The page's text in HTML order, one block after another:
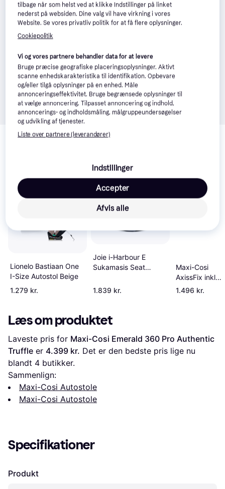
Relaterede produkter
Lionelo Bastiaan One
I-Size Autostol Beige
1.279 kr.
Joie i-Harbour E
Sukamasis Seat
Sæde Sandstone
1.839 kr.
Maxi-Cosi
AxissFix inkl.
base
1.496 kr.
Læs om produktet
Laveste pris for Maxi-Cosi Emerald 360 Pro Authentic
Truffle er 4.399 kr. Det er den bedste pris lige nu
blandt 4 butikker.
Sammenlign:
Maxi-Cosi Autostole
Maxi-Cosi Autostole
Specifikationer
Produkt
tilbage når som helst ved at klikke Indstillinger på linket
nederst på websiden. Dine valg vil have virkning i vores
Website. Se vores privatliv politik for at få flere oplysninger.
Cookiepolitik
Vi og vores partnere behandler data for at levere
Bruge præcise geografiske placeringsoplysninger. Aktivt
scanne enhedskarakteristika til identifikation. Opbevare
og/eller tilgå oplysninger på en enhed. Måle
annonceringseffektivitet. Bruge begrænsede oplysninger til
at vælge annoncering. Tilpasset annoncering og indhold,
annoncerings- og indholdsmåling, målgruppeundersøgelser
og udvikling af tjenester.
Liste over partnere (leverandører)
Indstillinger
Afvis alle
Accepter